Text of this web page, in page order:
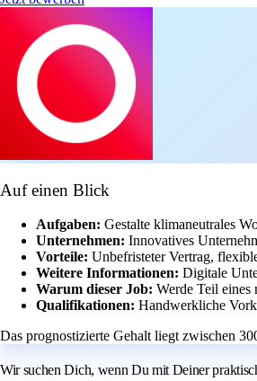
Auf einen Blick
Aufgaben: Gestalte klimaneutrales
Unternehmen: Innovatives
Vorteile: Unbefristeter Vertrag,
Weitere Informationen: Digitale
Warum dieser Job: Werde Teil eines
Qualifikationen: Handwerkliche
Das prognostizierte Gehalt liegt zwischen
Wir suchen Dich, wenn Du mit Deiner